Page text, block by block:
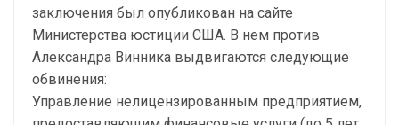
заключения был опубликован на сайте
Министерства юстиции США. В нем против
Александра Винника выдвигаются следующие
обвинения:
Управление нелицензированным предприятием,